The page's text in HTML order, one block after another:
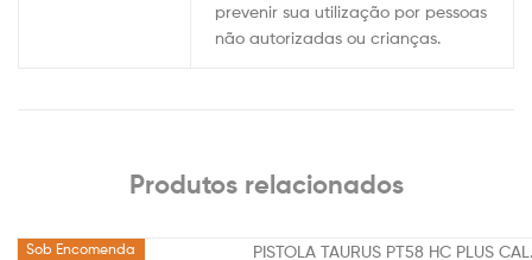
prevenir sua utilização por pessoas
não autorizadas ou crianças.
Produtos relacionados
Sob Encomenda